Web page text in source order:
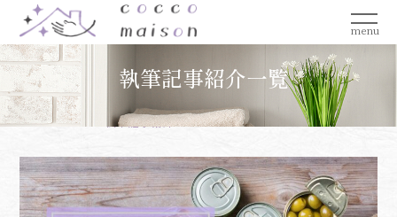
menu
執筆記事紹介一覧
Home >ブログ 執筆記事紹介